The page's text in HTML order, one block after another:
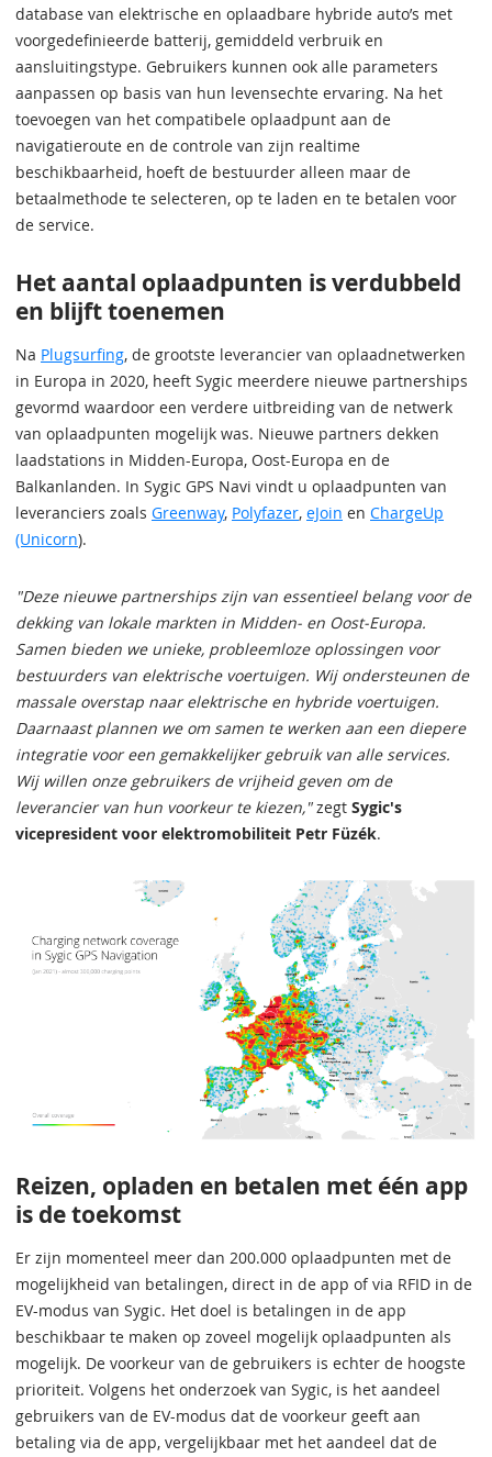
database van elektrische en oplaadbare hybride auto’s met
voorgedefinieerde batterij, gemiddeld verbruik en
aansluitingstype. Gebruikers kunnen ook alle parameters
aanpassen op basis van hun levensechte ervaring. Na het
toevoegen van het compatibele oplaadpunt aan de
navigatieroute en de controle van zijn realtime
beschikbaarheid, hoeft de bestuurder alleen maar de
betaalmethode te selecteren, op te laden en te betalen voor
de service.
Het aantal oplaadpunten is verdubbeld
en blijft toenemen
Na Plugsurfing, de grootste leverancier van oplaadnetwerken
in Europa in 2020, heeft Sygic meerdere nieuwe partnerships
gevormd waardoor een verdere uitbreiding van de netwerk
van oplaadpunten mogelijk was. Nieuwe partners dekken
laadstations in Midden-Europa, Oost-Europa en de
Balkanlanden. In Sygic GPS Navi vindt u oplaadpunten van
leveranciers zoals Greenway, Polyfazer, eJoin en ChargeUp
(Unicorn).
"Deze nieuwe partnerships zijn van essentieel belang voor de
dekking van lokale markten in Midden- en Oost-Europa.
Samen bieden we unieke, probleemloze oplossingen voor
bestuurders van elektrische voertuigen. Wij ondersteunen de
massale overstap naar elektrische en hybride voertuigen.
Daarnaast plannen we om samen te werken aan een diepere
integratie voor een gemakkelijker gebruik van alle services.
Wij willen onze gebruikers de vrijheid geven om de
leverancier van hun voorkeur te kiezen,"zegt Sygic's
vicepresident voor elektromobiliteit Petr Füzék.
Reizen, opladen en betalen met één app
is de toekomst
Er zijn momenteel meer dan 200.000 oplaadpunten met de
mogelijkheid van betalingen, direct in de app of via RFID in de
EV-modus van Sygic. Het doel is betalingen in de app
beschikbaar te maken op zoveel mogelijk oplaadpunten als
mogelijk. De voorkeur van de gebruikers is echter de hoogste
prioriteit. Volgens het onderzoek van Sygic, is het aandeel
gebruikers van de EV-modus dat de voorkeur geeft aan
betaling via de app, vergelijkbaar met het aandeel dat de